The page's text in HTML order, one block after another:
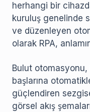
herhangi bir
kuruluş genelinde
ve düzenleyen
olarak RPA,
Bulut
başlarına
güçlendiren
görsel akış